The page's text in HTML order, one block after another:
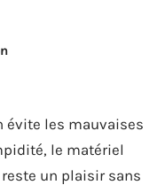
évite les mauvaises
le matériel
un plaisir sans